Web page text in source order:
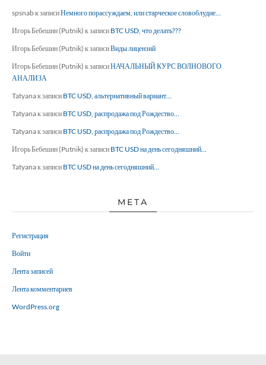
spsnabк записиНемного порассуждаем, или старческое словоблудие…
Игорь Бебешин (Putnik) к записи BTC USD, что делать???
Игорь Бебешин (Putnik) к записиВиды лицензий
Игорь Бебешин (Putnik) к записиНАЧАЛЬНЫЙ КУРС ВОЛНОВОГО
АНАЛИЗА
Tatyanaк записи BTC USD, альтернативный вариант…
Tatyanaк записи BTC USD, распродажа под Рождество…
Tatyanaк записи BTC USD, распродажа под Рождество…
Игорь Бебешин (Putnik) к записи BTC USD на день сегодняшний…
Tatyanaк записи BTC USD на день сегодняшний…
МЕТА
Регистрация
Войти
Лента записей
Лента комментариев
WordPress.org